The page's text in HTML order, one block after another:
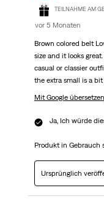
TEILNAHME AM
vor 5 Monaten
Brown colored belt
size and it looks
casual or classier
the extra small is a
Mit Google übersetzen
Ja, Ich würde
Produkt in Gebrauch
Ursprünglich